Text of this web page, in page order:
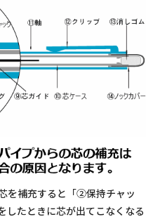
を補充すると「②保持チャッ
したときに芯が出てこなくなる